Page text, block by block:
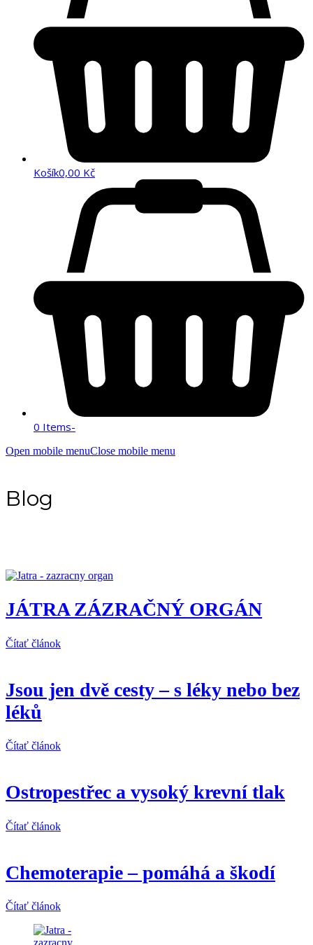
Košík0,00 Kč
0 Items-
Open mobile menuClose mobile menu
Blog
JÁTRA ZÁZRAČNÝ ORGÁN
Čítať článok
Jsou jen dvě cesty – s léky nebo bez
léků
Čítať článok
Ostropestřec a vysoký krevní tlak
Čítať článok
Chemoterapie – pomáhá a škodí
Čítať článok